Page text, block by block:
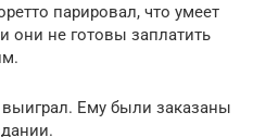
парировал, что умеет
они не готовы заплатить
Ему были заказаны